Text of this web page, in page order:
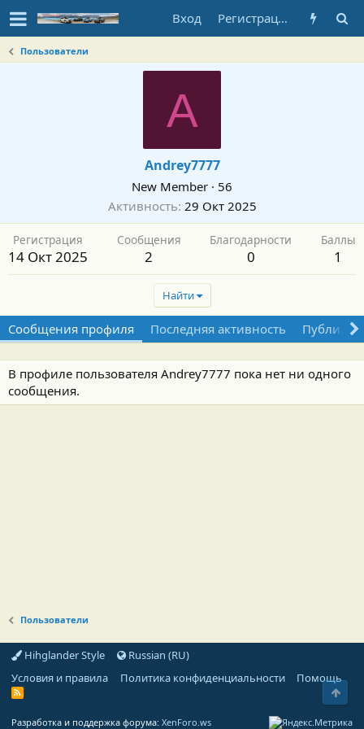
Вход Регистрация
Пользователи
A
Andrey7777
New Member · 56
Активность 29 Окт 2025
Регистрация
14 Окт 2025
Сообщения
2
Благодарности
0
Баллы
1
Найти
Сообщения профиля Последняя активность
В профиле пользователя Andrey7777 пока нет ни одного
сообщения.
Пользователи
Hihglander Style
Russian (RU)
Условия и правила
Политика конфиденциальности Помощь
R
Разработка и поддержка форума: XenForo.ws